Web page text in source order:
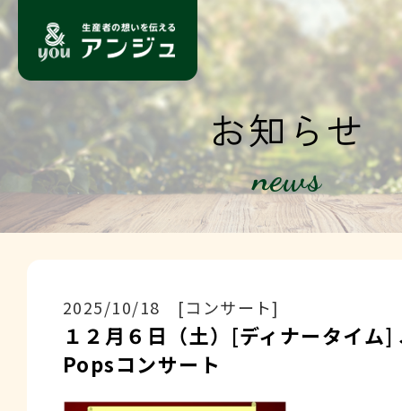
お知らせ
news
2025/10/18 [コンサート]
１２月６日（土）[ディナータイム
Popsコンサート